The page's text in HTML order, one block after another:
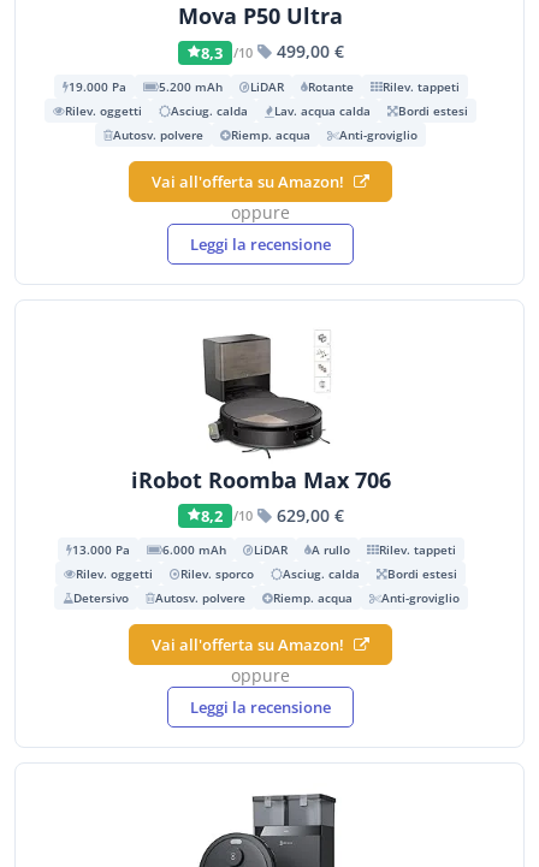
Mova P50 Ultra
8,3 /10 499,00 €
19.000 Pa 5.200 mAh LiDAR Rotante
Rilev. tappeti
Rilev. oggetti
Asciug. calda Lav. acqua calda
Bordi estesi
Autosv. polvere
Riemp. acqua Anti-groviglio
Vai all'offerta su Amazon!
oppure
Leggi la recensione
iRobot Roomba Max 706
8,2 /10 629,00 €
13.000 Pa 6.000 mAh LiDAR A rullo
Rilev. tappeti
Rilev. oggetti
Rilev. sporco Asciug. calda
Bordi estesi
Detersivo
Autosv. polvere Riemp. acqua Anti-groviglio
Vai all'offerta su Amazon!
oppure
Leggi la recensione